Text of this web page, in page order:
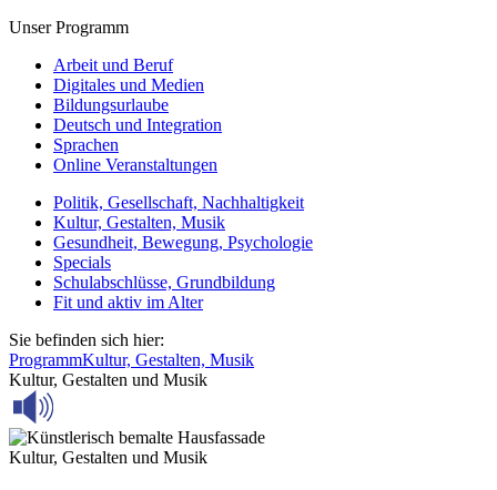
Unser Programm
Arbeit und Beruf
Digitales und Medien
Bildungsurlaube
Deutsch und Integration
Sprachen
Online Veranstaltungen
Politik, Gesellschaft, Nachhaltigkeit
Kultur, Gestalten, Musik
Gesundheit, Bewegung, Psychologie
Specials
Schulabschlüsse, Grundbildung
Fit und aktiv im Alter
Sie befinden sich hier:
ProgrammKultur, Gestalten, Musik
Kultur, Gestalten und Musik
Kultur, Gestalten und Musik